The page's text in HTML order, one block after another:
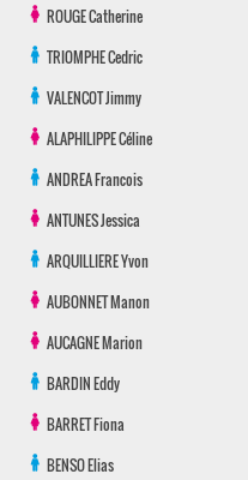
ROUGECatherine
TRIOMPHECedric
VALENCOTJimmy
ALAPHILIPPECéline
ANDREAFrancois
ANTUNESJessica
ARQUILLIEREYvon
AUBONNETManon
AUCAGNEMarion
BARDINEddy
BARRETFiona
BENSOElias